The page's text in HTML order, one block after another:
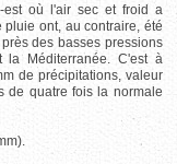
est où l'air sec et froid a
ont, au contraire, été
des basses pressions
Méditerranée. C'est à
de précipitations, valeur
de quatre fois la normale